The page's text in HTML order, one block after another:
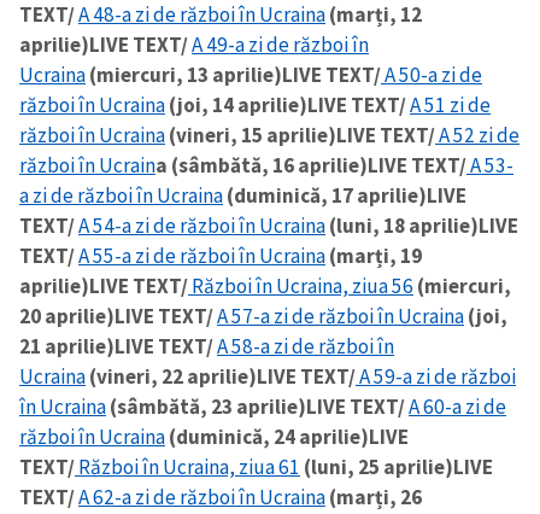
TEXT/A 48-a zi de război în Ucraina(marți, 12
aprilie)LIVE TEXT/A 49-a zi de război în
Ucraina(miercuri, 13 aprilie)LIVE TEXT/A 50-a zi de
război în Ucraina(joi, 14 aprilie)LIVE TEXT/A 51 zi de
război în Ucraina(vineri, 15 aprilie)LIVE TEXT/A 52 zi de
război în Ucraina (sâmbătă, 16 aprilie)LIVE TEXT/A 53-
a zi de război în Ucraina(duminică, 17 aprilie)LIVE
TEXT/A 54-a zi de război în Ucraina(luni, 18 aprilie)LIVE
TEXT/A 55-a zi de război în Ucraina(marți, 19
aprilie)LIVE TEXT/Război în Ucraina, ziua 56 (miercuri,
20 aprilie)LIVE TEXT/A 57-a zi de război în Ucraina(joi,
21 aprilie)LIVE TEXT/A 58-a zi de război în
Ucraina(vineri, 22 aprilie)LIVE TEXT/A 59-a zi de război
în Ucraina(sâmbătă, 23 aprilie)LIVE TEXT/A 60-a zi de
război în Ucraina(duminică, 24 aprilie)LIVE
TEXT/Război în Ucraina, ziua 61 (luni, 25 aprilie)LIVE
TEXT/A 62-a zi de război în Ucraina(marți, 26